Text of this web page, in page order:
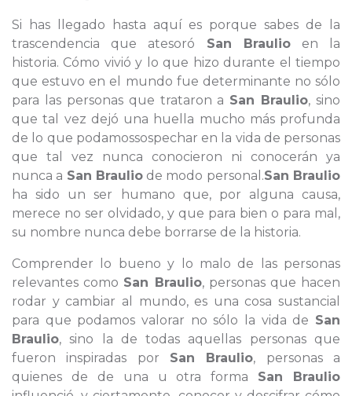
Si has llegado hasta aquí es porque sabes de la
trascendencia que atesoró San Braulioen la
historia. Cómo vivió y lo que hizo durante el tiempo
que estuvo en el mundo fue determinante no sólo
para las personas que trataron a San Braulio, sino
que tal vez dejó una huella mucho más profunda
de lo que podamossospechar en la vida de personas
que tal vez nunca conocieron ni conocerán ya
nunca a San Brauliode modo personal.San Braulio
ha sido un ser humano que, por alguna causa,
merece no ser olvidado, y que para bien o para mal,
su nombre nunca debe borrarse de la historia.
Comprender lo bueno y lo malo de las personas
relevantes como San Braulio, personas que hacen
rodar y cambiar al mundo, es una cosa sustancial
para que podamos valorar no sólo la vida de San
Braulio, sino la de todas aquellas personas que
fueron inspiradas por San Braulio, personas a
quienes de de una u otra forma San Braulio